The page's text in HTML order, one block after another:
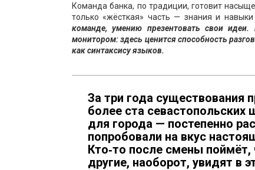
Команда банка, по традиции, готовит
только «жёсткая» часть — знания и
команде, умению презентовать свои
монитором: здесь ценится способность
как синтаксису языков.
За три года существования
более ста севастопольских
для города — постепенно
попробовали на вкус
Кто‑то после смены поймёт,
другие, наоборот, увидят